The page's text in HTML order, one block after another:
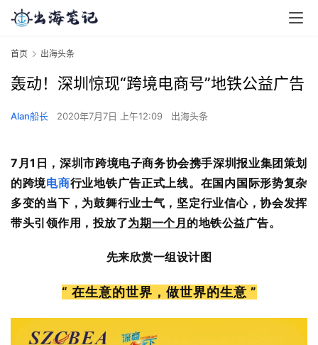
首页 出海头条
轰动！深圳惊现“跨境电商号”地铁公益广告
Alan船长 2020年7月7日 上午12:09 出海头条
7月1日，深圳市跨境电子商务协会携手深圳报业集团策划
的跨境电商行业地铁广告正式上线。在国内国际形势复杂
多变的当下，为鼓舞行业士气，坚定行业信心，协会发挥
带头引领作用，投放了为期一个月 的地铁公益广告。
先来欣赏一组设计图
“ 在生意的世界，做世界的生意 ”